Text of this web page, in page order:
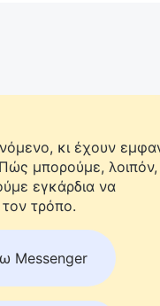
κι έχουν
μπορούμε,
εγκάρδια να
τον τρόπο.
Messenger